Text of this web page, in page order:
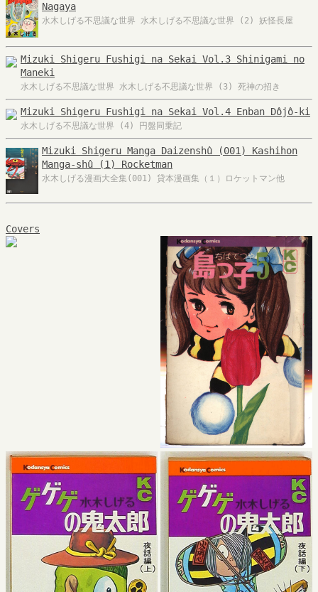
Nagaya
水木しげる不思議な世界 水木しげる不思議な世界 (2) 妖怪長屋
Mizuki Shigeru Fushigi na Sekai Vol.3 Shinigami no
Maneki
水木しげる不思議な世界 水木しげる不思議な世界 (3) 死神の招き
Mizuki Shigeru Fushigi na Sekai Vol.4 Enban Dôjô-ki
水木しげる不思議な世界 (4) 円盤同乗記
Mizuki Shigeru Manga Daizenshû (001) Kashihon
Manga-shû (1) Rocketman
水木しげる漫画大全集(001) 貸本漫画集（１）ロケットマン他
Covers